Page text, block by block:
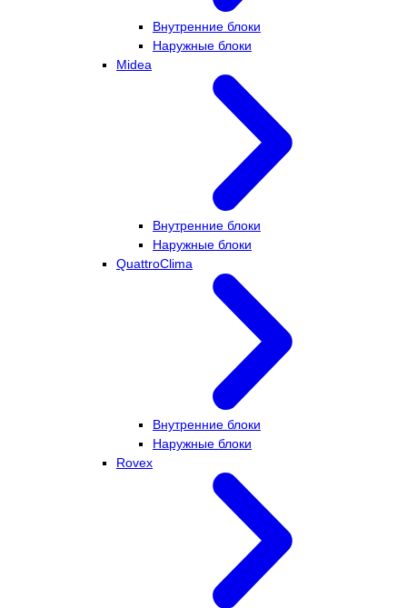
Внутренние блоки
Наружные блоки
Midea
Внутренние блоки
Наружные блоки
QuattroClima
Внутренние блоки
Наружные блоки
Rovex